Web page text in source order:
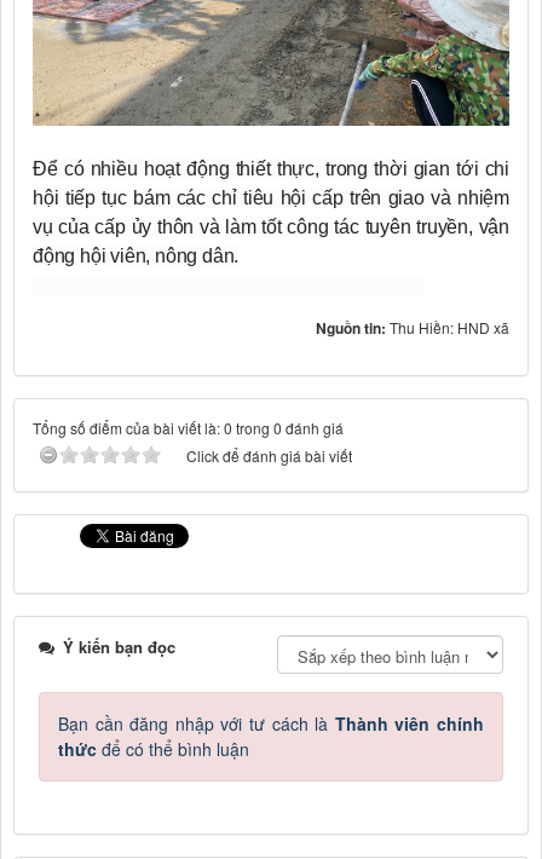
Để có nhiều hoạt động thiết thực, trong thời gian tới chi
hội tiếp tục bám các chỉ tiêu hội cấp trên giao và nhiệm
vụ của cấp ủy thôn và làm tốt công tác tuyên truyền, vận
động hội viên, nông dân.
Nguồn tin: Thu Hiền: HND xã
Tổng số điểm của bài viết là: 0 trong 0 đánh giá
Click để đánh giá bài viết
Ý kiến bạn đọc
Bạn cần đăng nhập với tư cách là Thành viên chính
thức để có thể bình luận